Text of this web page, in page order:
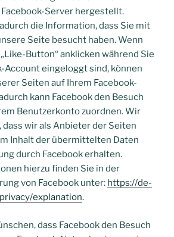
Server hergestellt.
die Information, dass Sie mit
Seite besucht haben. Wenn
Button“ anklicken während Sie
Account eingeloggt sind, können
Seiten auf Ihrem Facebook-
kann Facebook den Besuch
Benutzerkonto zuordnen. Wir
dass wir als Anbieter der Seiten
Inhalt der übermittelten Daten
durch Facebook erhalten.
hierzu finden Sie in der
von Facebook unter: https://de-
explanation.
dass Facebook den Besuch